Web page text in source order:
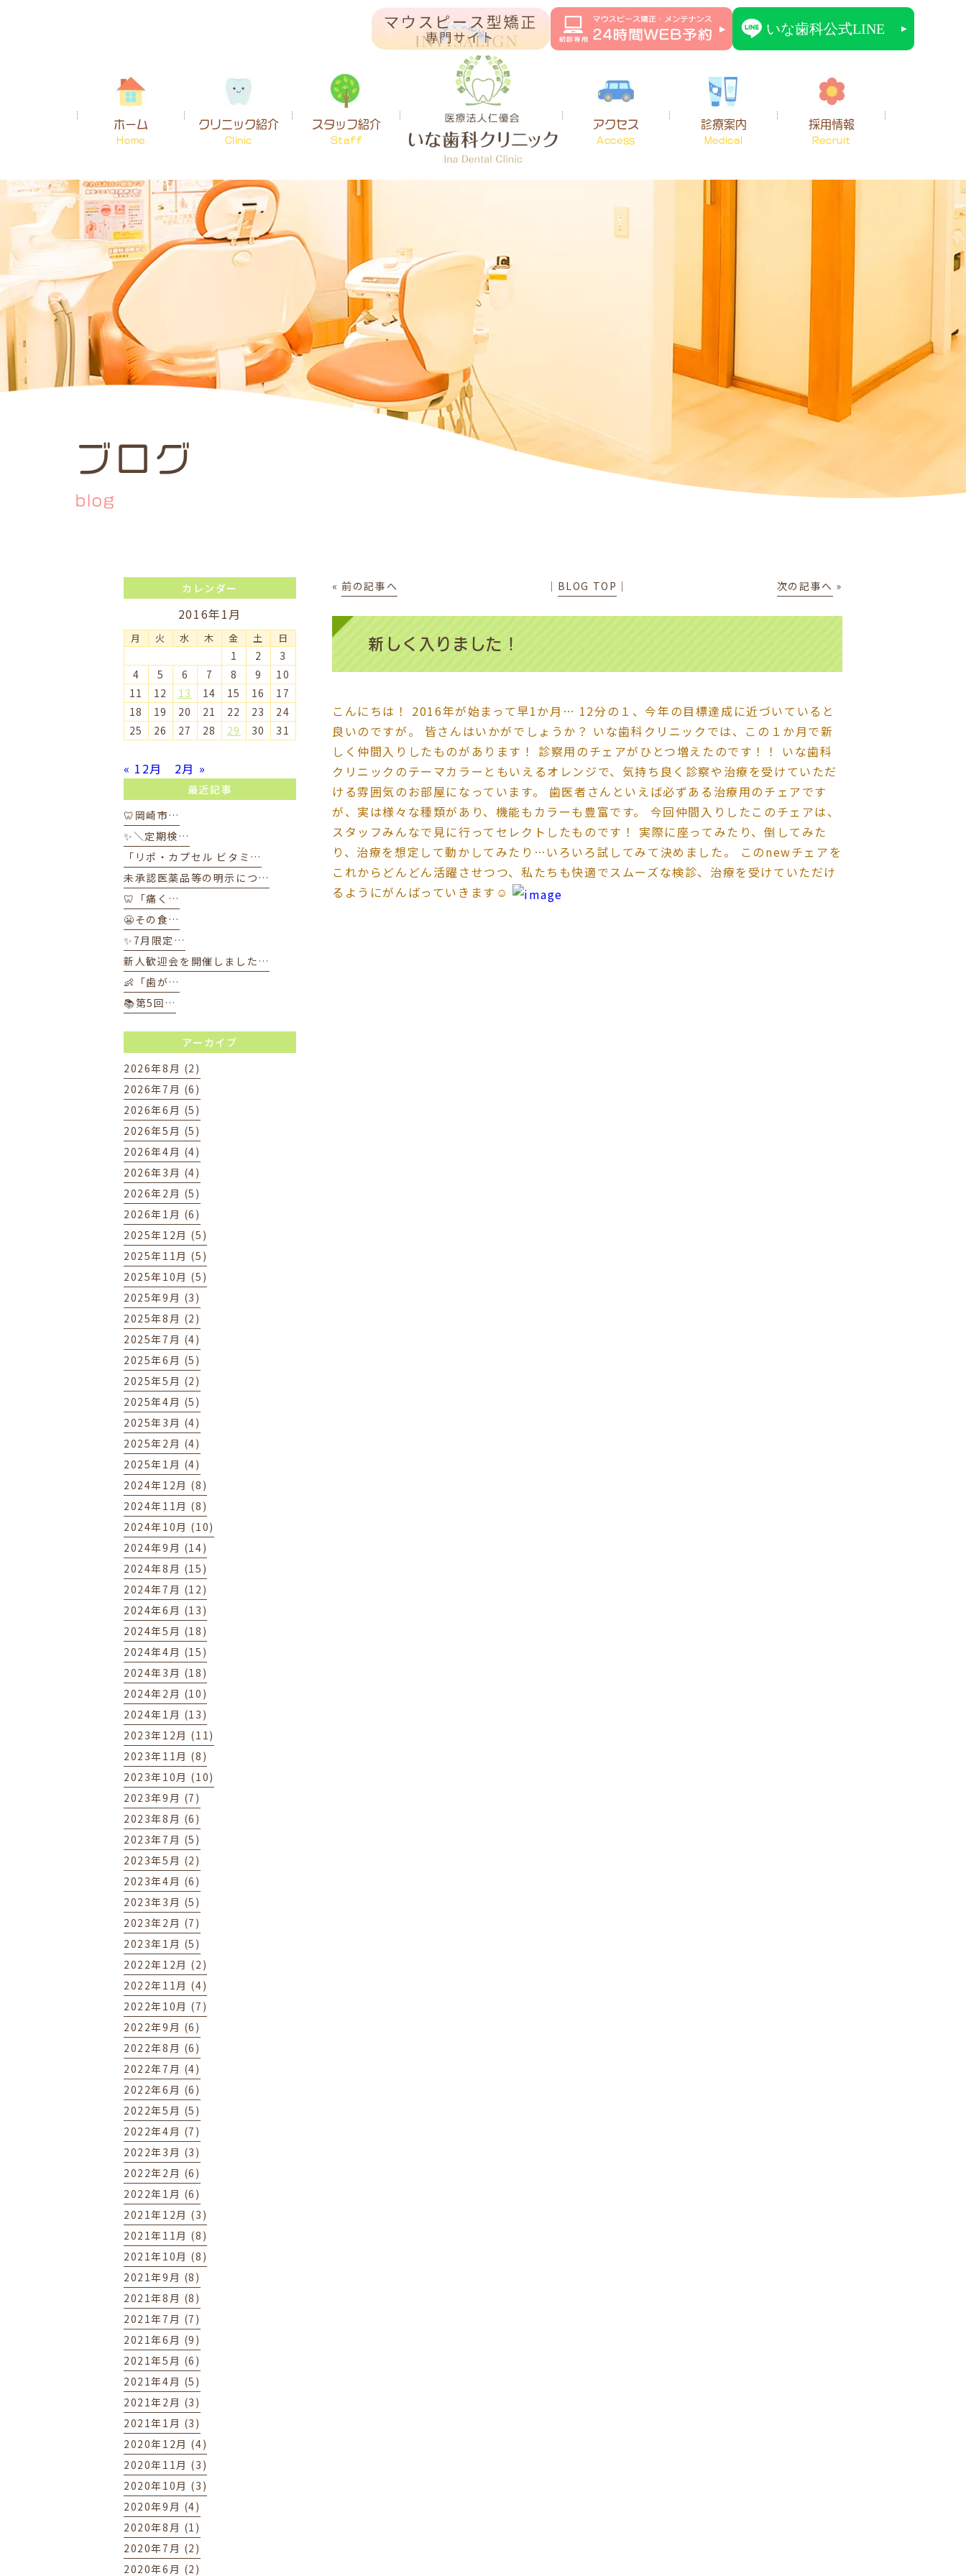
ホーム
Home
クリニック紹介
Clinic
スタッフ紹介
Staff
アクセス
Access
診療案内
Medical
採用情報
Recruit
ブログ
blog
« 前の記事へ │ BLOG TOP │ 次の記事へ »
新しく入りました！
こんにちは！ 2016年が始まって早1か月… 12分の１、今年の目標達成に近づいていると
良いのですが。 皆さんはいかがでしょうか？ いな歯科クリニックでは、この１か月で新
しく仲間入りしたものがあります！ 診察用のチェアがひとつ増えたのです！！ いな歯科
クリニックのテーマカラーともいえるオレンジで、気持ち良く診察や治療を受けていただ
ける雰囲気のお部屋になっています。 歯医者さんといえば必ずある治療用のチェアです
が、実は様々な種類があり、機能もカラーも豊富です。 今回仲間入りしたこのチェアは、
スタッフみんなで見に行ってセレクトしたものです！ 実際に座ってみたり、倒してみた
り、治療を想定して動かしてみたり…いろいろ試してみて決めました。 このnewチェアを
これからどんどん活躍させつつ、私たちも快適でスムーズな検診、治療を受けていただけ
るようにがんばっていきます☺︎
カレンダー
2016年1月
月 火 水 木 金 土 日
1 2
3
4
5 6 7 8 9
10
11
12 13 14 15 16
17
18
19 20 21 22 23
24
25
26 27 28 29 30 31
« 12月 2月 »
最近記事
🦷岡崎市…
✨＼定期検…
「リポ・カプセル ビタミ…
未承認医薬品等の明示につ…
🦷「痛く…
😬その食…
✨7月限定…
新人歓迎会を開催しました…
👶「歯が…
📚第5回…
アーカイブ
2026年8月 (2)
2026年7月 (6)
2026年6月 (5)
2026年5月 (5)
2026年4月 (4)
2026年3月 (4)
2026年2月 (5)
2026年1月 (6)
2025年12月 (5)
2025年11月 (5)
2025年10月 (5)
2025年9月 (3)
2025年8月 (2)
2025年7月 (4)
2025年6月 (5)
2025年5月 (2)
2025年4月 (5)
2025年3月 (4)
2025年2月 (4)
2025年1月 (4)
2024年12月 (8)
2024年11月 (8)
2024年10月 (10)
2024年9月 (14)
2024年8月 (15)
2024年7月 (12)
2024年6月 (13)
2024年5月 (18)
2024年4月 (15)
2024年3月 (18)
2024年2月 (10)
2024年1月 (13)
2023年12月 (11)
2023年11月 (8)
2023年10月 (10)
2023年9月 (7)
2023年8月 (6)
2023年7月 (5)
2023年5月 (2)
2023年4月 (6)
2023年3月 (5)
2023年2月 (7)
2023年1月 (5)
2022年12月 (2)
2022年11月 (4)
2022年10月 (7)
2022年9月 (6)
2022年8月 (6)
2022年7月 (4)
2022年6月 (6)
2022年5月 (5)
2022年4月 (7)
2022年3月 (3)
2022年2月 (6)
2022年1月 (6)
2021年12月 (3)
2021年11月 (8)
2021年10月 (8)
2021年9月 (8)
2021年8月 (8)
2021年7月 (7)
2021年6月 (9)
2021年5月 (6)
2021年4月 (5)
2021年2月 (3)
2021年1月 (3)
2020年12月 (4)
2020年11月 (3)
2020年10月 (3)
2020年9月 (4)
2020年8月 (1)
2020年7月 (2)
2020年6月 (2)